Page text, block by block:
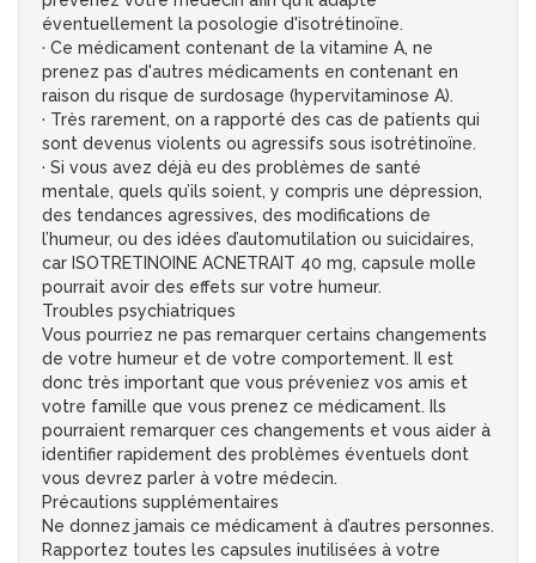
éventuellement la posologie d'isotrétinoïne.
· Ce médicament contenant de la vitamine A, ne
prenez pas d'autres médicaments en contenant en
raison du risque de surdosage (hypervitaminose A).
· Très rarement, on a rapporté des cas de patients qui
sont devenus violents ou agressifs sous isotrétinoïne.
· Si vous avez déjà eu des problèmes de santé
mentale, quels qu’ils soient, y compris une dépression,
des tendances agressives, des modifications de
l’humeur, ou des idées d’automutilation ou suicidaires,
car ISOTRETINOINE ACNETRAIT 40 mg, capsule molle
pourrait avoir des effets sur votre humeur.
Troubles psychiatriques
Vous pourriez ne pas remarquer certains changements
de votre humeur et de votre comportement. Il est
donc très important que vous préveniez vos amis et
votre famille que vous prenez ce médicament. Ils
pourraient remarquer ces changements et vous aider à
identifier rapidement des problèmes éventuels dont
vous devrez parler à votre médecin.
Précautions supplémentaires
Ne donnez jamais ce médicament à d’autres personnes.
Rapportez toutes les capsules inutilisées à votre